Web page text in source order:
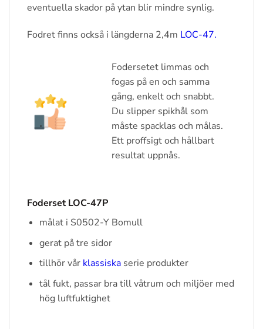
eventuella skador på ytan blir mindre synlig.
Fodret finns också i längderna 2,4m LOC-47.
Fodersetet limmas och
fogas på en och samma
gång, enkelt och snabbt.
Du slipper spikhål som
måste spacklas och målas.
Ett proffsigt och hållbart
resultat uppnås.
Foderset LOC-47P
målat i S0502-Y Bomull
gerat på tre sidor
tillhör vår klassiskaserie produkter
tål fukt, passar bra till våtrum och miljöer med
hög luftfuktighet